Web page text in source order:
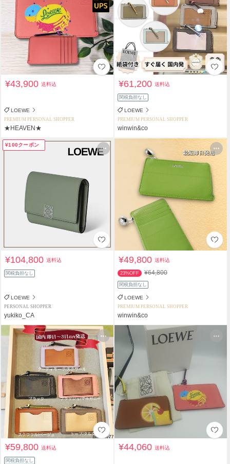
¥43,900送料込
LOEWE
PREMIUM PERSONAL SHOPPER
★HEAVEN★
¥61,200送料込
関税負担なし
LOEWE
PREMIUM PERSONAL SHOPPER
winwin&co
¥100クーポン
¥104,800送料込
関税負担なし
LOEWE
PERSONAL SHOPPER
yukiko_CA
¥49,800送料込
23%OFF ¥64,800
関税負担なし
LOEWE
PREMIUM PERSONAL SHOPPER
winwin&co
¥59,800送料込
関税負担なし
¥44,060送料込